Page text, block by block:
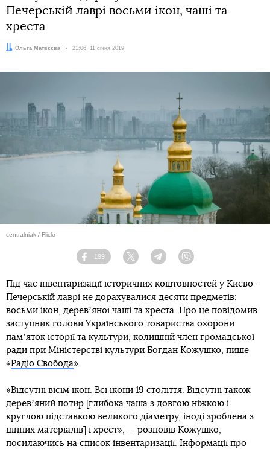
Печерській лаврі восьми ікон, чаші та
хреста
Автор:
Ольга Матвєєва Дата:
21:06, 11 січня 2019
centralniak / Flickr
Facebook
199
Twitter TelegramViber
Під час інвентаризації історичних коштовностей у Києво-
Печерській лаврі не дорахувалися десяти предметів:
восьми ікон, деревʼяної чаші та хреста. Про це повідомив
заступник голови Українського товариства охорони
памʼяток історії та культури, колишній член громадської
ради при Міністерстві культури Богдан Кожушко, пише
«Радіо Свобода».
«Відсутні вісім ікон. Всі ікони 19 століття. Відсутні також
деревʼяний потир [глибока чаша з довгою ніжкою і
круглою підставкою великого діаметру, іноді зроблена з
цінних матеріалів] і хрест», — розповів Кожушко,
посилаючись на список інвентаризації. Інформації про